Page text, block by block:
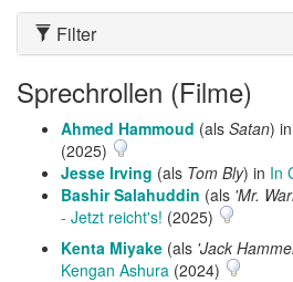
Filter
Sprechrollen (Filme)
Ahmed Hammoud (als Satan) in
(2025)
Jesse Irving (als Tom Bly) in In
Bashir Salahuddin (als 'Mr.
- Jetzt reicht's! (2025)
Kenta Miyake (als 'Jack
Kengan Ashura (2024)